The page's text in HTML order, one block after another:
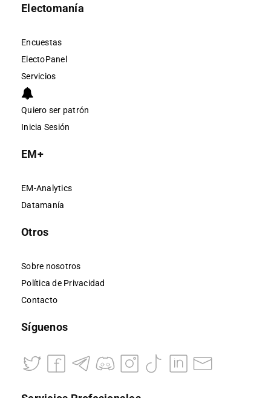
Electomanía
Encuestas
ElectoPanel
Servicios
Quiero ser patrón
Inicia Sesión
EM+
EM-Analytics
Datamanía
Otros
Sobre nosotros
Política de Privacidad
Contacto
Síguenos